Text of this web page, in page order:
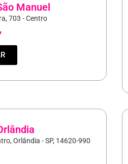
Manuel
703 - Centro
Orlândia - SP, 14620-990